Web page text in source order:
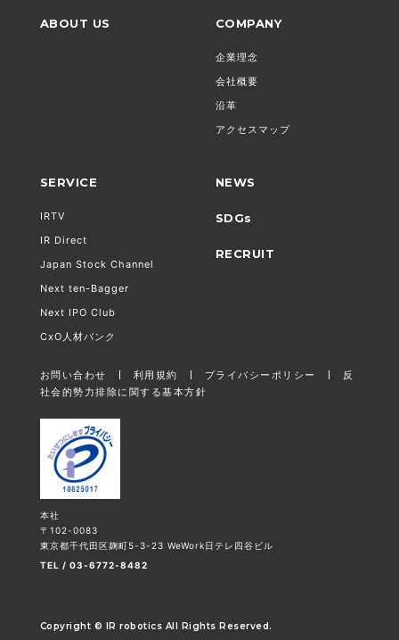
ABOUT US COMPANY
企業理念
会社概要
沿革
アクセスマップ
SERVICE
IRTV
IR Direct
Japan Stock Channel
Next ten-Bagger
Next IPO Club
CxO人材バンク
NEWS
SDGs
RECRUIT
お問い合わせ 利用規約 プライバシーポリシー
反
社会的勢力排除に関する基本方針
本社
〒102-0083
東京都千代田区麹町5-3-23 WeWork日テレ四谷ビル
TEL / 03-6772-8482
Copyright © IR robotics All Rights Reserved.